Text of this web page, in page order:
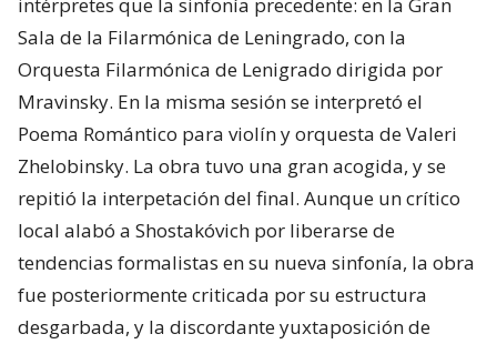
Sala de la Filarmónica de Leningrado, con la
Orquesta Filarmónica de Lenigrado dirigida por
Mravinsky. En la misma sesión se interpretó el
Poema Romántico para violín y orquesta de Valeri
Zhelobinsky. La obra tuvo una gran acogida, y se
repitió la interpetación del final. Aunque un crítico
local alabó a Shostakóvich por liberarse de
tendencias formalistas en su nueva sinfonía, la obra
fue posteriormente criticada por su estructura
desgarbada, y la discordante yuxtaposición de